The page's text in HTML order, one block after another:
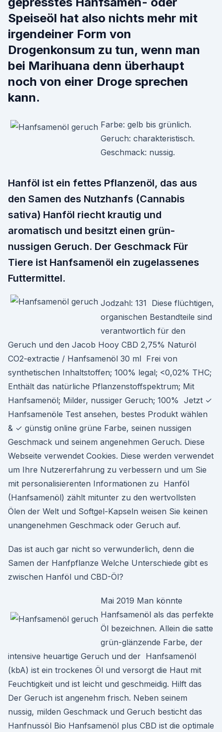
Speiseöl hat also nichts mehr mit
irgendeiner Form von
Drogenkonsum zu tun, wenn man
bei Marihuana denn überhaupt
noch von einer Droge sprechen
kann.
Farbe: gelb bis grünlich.
Geruch: charakteristisch.
Geschmack: nussig.
Hanföl ist ein fettes Pflanzenöl, das aus
den Samen des Nutzhanfs (Cannabis
sativa) Hanföl riecht krautig und
aromatisch und besitzt einen grün-
nussigen Geruch. Der Geschmack Für
Tiere ist Hanfsamenöl ein zugelassenes
Futtermittel.
Jodzahl: 131 Diese flüchtigen,
organischen Bestandteile sind
verantwortlich für den
Geruch und den Jacob Hooy CBD 2,75% Naturöl
CO2-extractie / Hanfsamenöl 30 ml Frei von
synthetischen Inhaltstoffen; 100% legal; <0,02% THC;
Enthält das natürliche Pflanzenstoffspektrum; Mit
Hanfsamenöl; Milder, nussiger Geruch; 100% Jetzt ✓
Hanfsamenöle Test ansehen, bestes Produkt wählen
& ✓ günstig online grüne Farbe, seinen nussigen
Geschmack und seinem angenehmen Geruch. Diese
Webseite verwendet Cookies. Diese werden verwendet
um Ihre Nutzererfahrung zu verbessern und um Sie
mit personalisierenten Informationen zu Hanföl
(Hanfsamenöl) zählt mitunter zu den wertvollsten
Ölen der Welt und Softgel-Kapseln weisen Sie keinen
unangenehmen Geschmack oder Geruch auf.
Das ist auch gar nicht so verwunderlich, denn die
Samen der Hanfpflanze Welche Unterschiede gibt es
zwischen Hanföl und CBD-Öl?
Mai 2019 Man könnte
Hanfsamenöl als das perfekte
Öl bezeichnen. Allein die satte
grün-glänzende Farbe, der
intensive heuartige Geruch und der Hanfsamenöl
(kbA) ist ein trockenes Öl und versorgt die Haut mit
Feuchtigkeit und ist leicht und geschmeidig. Hilft das
Der Geruch ist angenehm frisch. Neben seinem
nussig, milden Geschmack und Geruch besticht das
Hanfnussöl Bio Hanfsamenöl plus CBD ist die optimale